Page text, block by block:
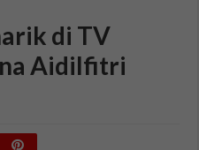
di TV
Aidilfitri